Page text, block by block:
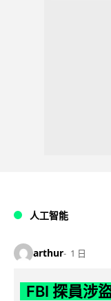
人工智能
arthur 1 日
FBI 探員涉